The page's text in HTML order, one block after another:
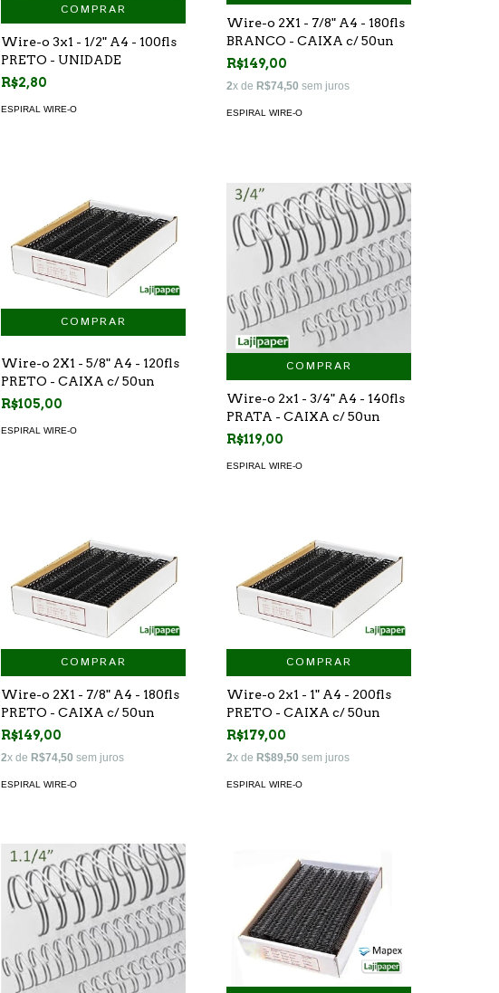
COMPRAR
Wire-o 3x1 - 1/2" A4 - 100fls
PRETO - UNIDADE
R$2,80
ESPIRAL WIRE-O
Wire-o 2X1 - 7/8" A4 - 180fls
BRANCO - CAIXA c/ 50un
R$149,00
2x de R$74,50 sem juros
ESPIRAL WIRE-O
Wire-o 2X1 - 5/8" A4 - 120fls
PRETO - CAIXA c/ 50un
R$105,00
ESPIRAL WIRE-O
COMPRAR
Wire-o 2x1 - 3/4" A4 - 140fls
PRATA - CAIXA c/ 50un
R$119,00
ESPIRAL WIRE-O
COMPRAR
Wire-o 2X1 - 7/8" A4 - 180fls
PRETO - CAIXA c/ 50un
R$149,00
2x de R$74,50 sem juros
ESPIRAL WIRE-O
COMPRAR
Wire-o 2x1 - 1" A4 - 200fls
PRETO - CAIXA c/ 50un
R$179,00
2x de R$89,50 sem juros
ESPIRAL WIRE-O